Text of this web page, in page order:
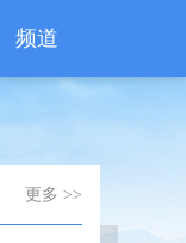
频道
更多 >>